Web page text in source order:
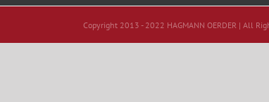
Copyright 2013 - 2022 HAGMANN OERDER | All